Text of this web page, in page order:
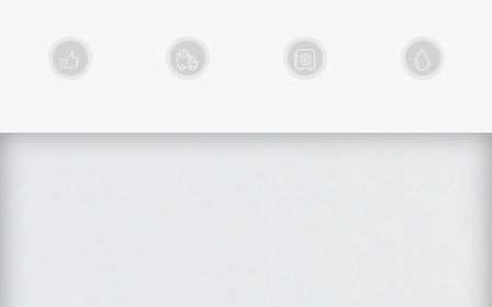
Qualität
Lieferung
Zahlung
Produktion